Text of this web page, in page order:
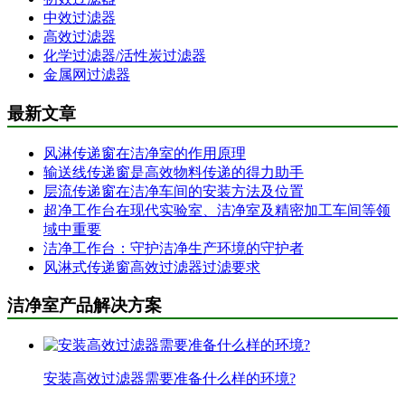
中效过滤器
高效过滤器
化学过滤器/活性炭过滤器
金属网过滤器
最新文章
风淋传递窗在洁净室的作用原理
输送线传递窗是高效物料传递的得力助手
层流传递窗在洁净车间的安装方法及位置
超净工作台在现代实验室、洁净室及精密加工车间等领
域中重要
洁净工作台：守护洁净生产环境的守护者
风淋式传递窗高效过滤器过滤要求
洁净室产品解决方案
安装高效过滤器需要准备什么样的环境?